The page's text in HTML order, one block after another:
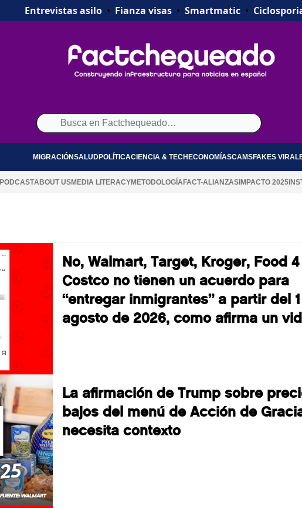
Entrevistas asilo• Fianza visas• Smartmatic•
MIGRACIÓNSALUDPOLÍTICACIENCIA & TECH ECONOMÍASCAMSFAKES
PODCASTABOUT USMEDIA LITERACYMETODOLOGÍA FACT-ALIANZASIMPACTO 2025
No, Walmart, Target, Kroger, Food
Costco no tienen un acuerdo para
“entregar inmigrantes” a partir del
agosto de 2026, como afirma un
La afirmación de Trump sobre
bajos del menú de Acción de
necesita contexto